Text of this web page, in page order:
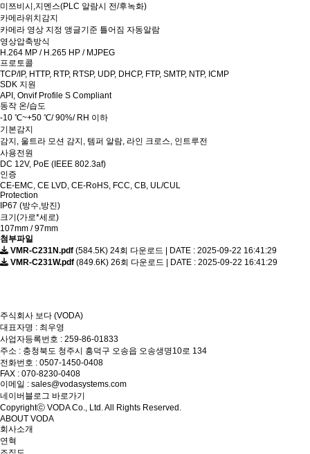
미쯔비시,지멘스(PLC 알람시 전/후녹화)
카메라위치감지
카메라 영상 지정 앵글기준 틀어짐 자동알람
영상압축방식
H.264 MP / H.265 HP / MJPEG
프로토콜
TCP/IP, HTTP, RTP, RTSP, UDP, DHCP, FTP, SMTP, NTP, ICMP
SDK 지원
API, Onvif Profile S Compliant
동작 온/습도
-10 ℃~+50 ℃/ 90%/ RH 이하
기본감지
감지, 울트라 모션 감지, 템퍼 알람, 라인 크로스, 인트루전
사용전원
DC 12V, PoE (IEEE 802.3af)
인증
CE-EMC, CE LVD, CE-RoHS, FCC, CB, UL/CUL
Protection
IP67 (방수,방진)
크기(가로*세로)
107mm / 97mm
첨부파일
VMR-C231N.pdf (584.5K) 24회 다운로드 | DATE : 2025-09-22 16:41:29
VMR-C231W.pdf (849.6K) 26회 다운로드 | DATE : 2025-09-22 16:41:29
주식회사 보다 (VODA)
대표자명 : 최우영
사업자등록번호 : 259-86-01833
주소 : 충청북도 청주시 흥덕구 오송읍 오송생명10로 134
전화번호 : 0507-1450-0408
FAX : 070-8230-0408
이메일 : sales@vodasystems.com
네이버블로그 바로가기
Copyrightⓒ VODA Co., Ltd. All Rights Reserved.
ABOUT VODA
회사소개
연혁